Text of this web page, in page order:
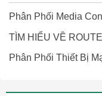
Phân Phối Media
TÌM HIỂU VỀ
Phân Phối Thiết Bị